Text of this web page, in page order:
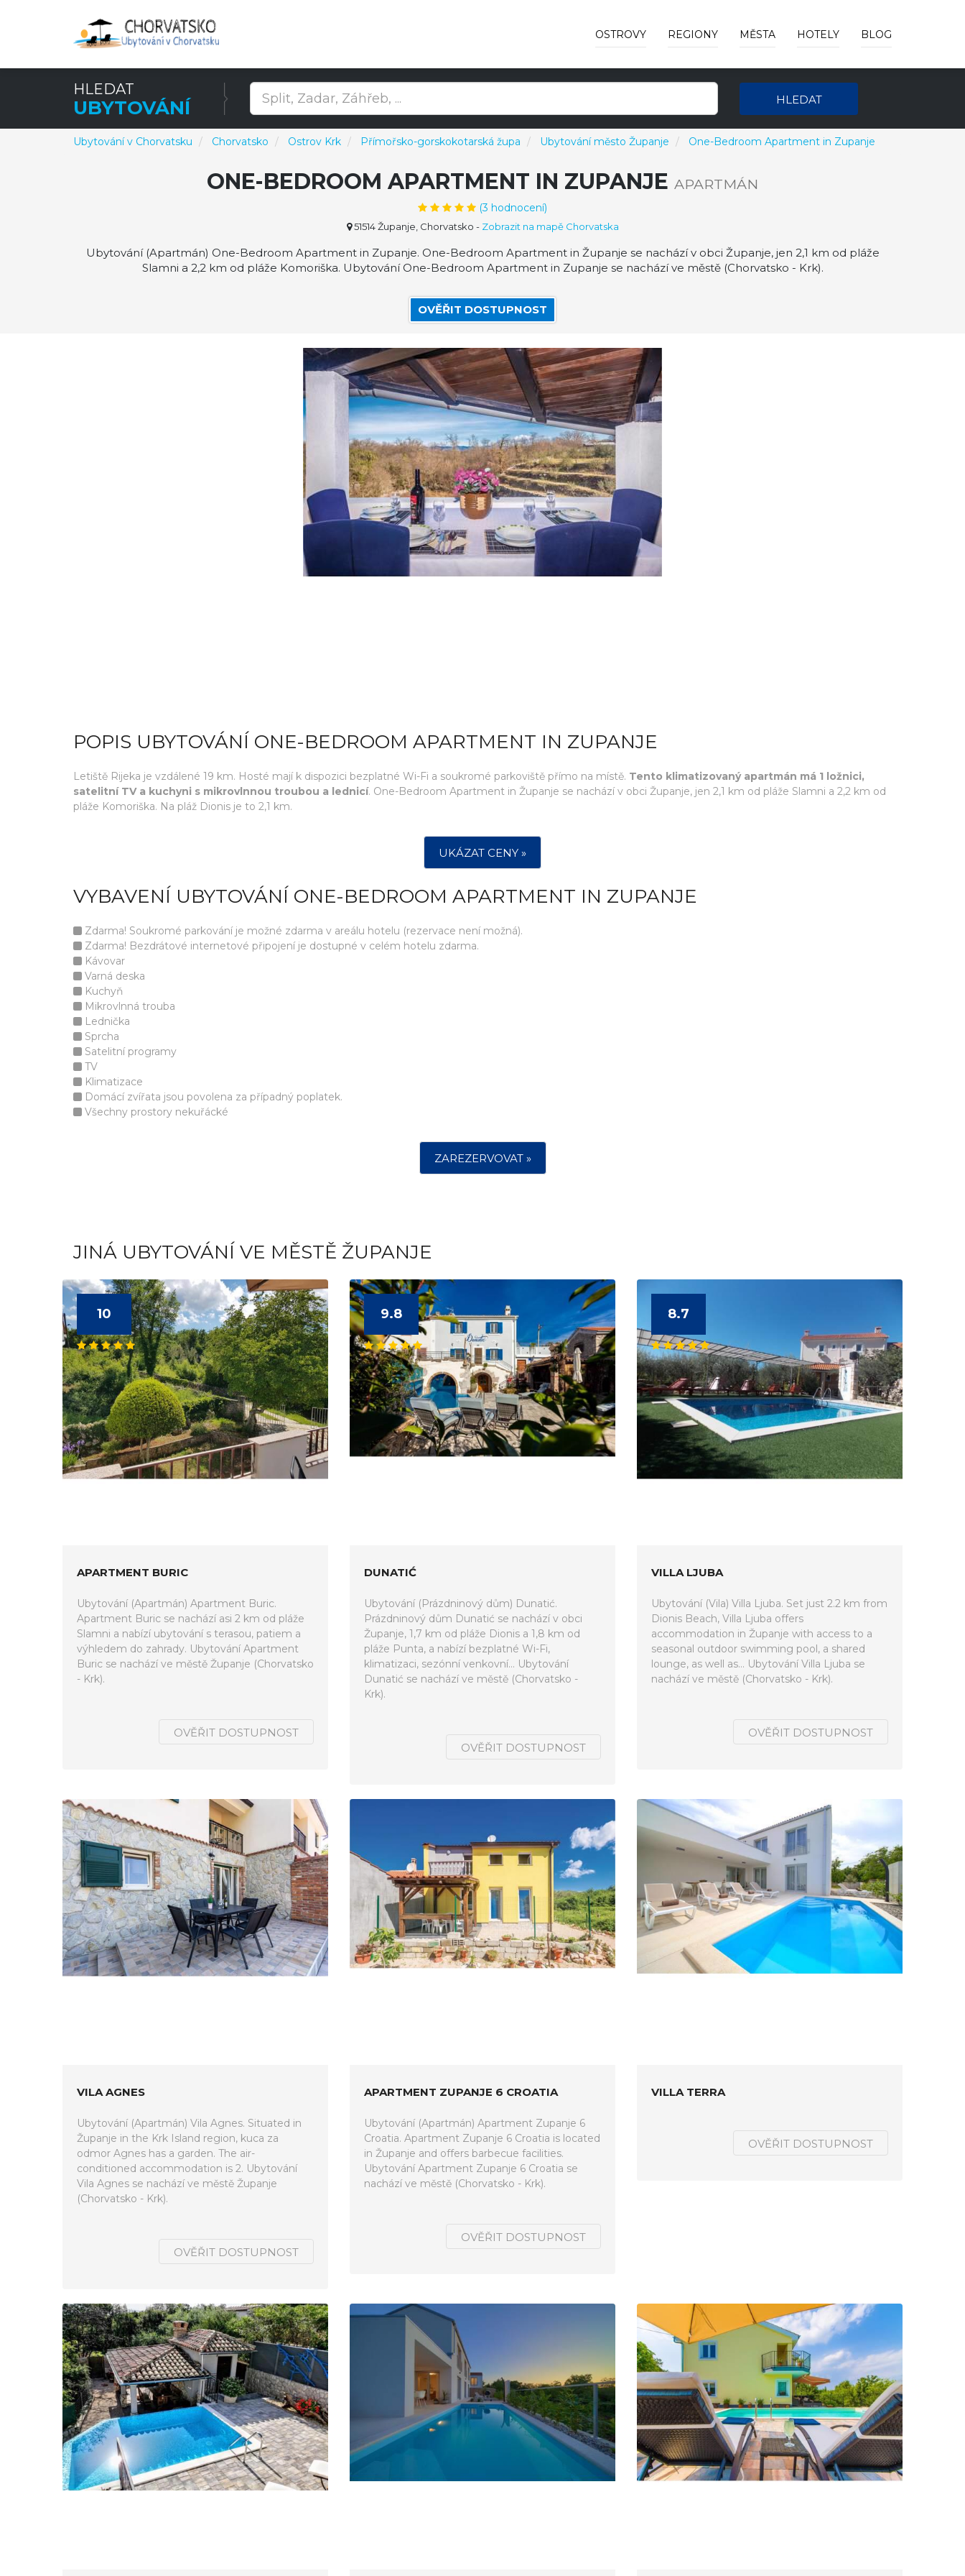
OSTROVY REGIONY MĚSTA HOTELY BLOG
HLEDAT
UBYTOVÁNÍ HLEDAT
Ubytování v Chorvatsku Chorvatsko Ostrov Krk Přímořsko-gorskokotarská župa Ubytování město Županje One-Bedroom Apartment in Zupanje
ONE-BEDROOM APARTMENT IN ZUPANJE APARTMÁN
(3 hodnocení)
51514 Županje, Chorvatsko - Zobrazit na mapě Chorvatska
Ubytování (Apartmán) One-Bedroom Apartment in Zupanje. One-Bedroom Apartment in Županje se nachází v obci Županje, jen 2,1 km od pláže
Slamni a 2,2 km od pláže Komoriška. Ubytování One-Bedroom Apartment in Zupanje se nachází ve městě (Chorvatsko - Krk).
OVĚŘIT DOSTUPNOST
POPIS UBYTOVÁNÍ ONE-BEDROOM APARTMENT IN ZUPANJE
Letiště Rijeka je vzdálené 19 km. Hosté mají k dispozici bezplatné Wi-Fi a soukromé parkoviště přímo na místě. Tento klimatizovaný apartmán má 1 ložnici,
satelitní TV a kuchyni s mikrovlnnou troubou a lednicí. One-Bedroom Apartment in Županje se nachází v obci Županje, jen 2,1 km od pláže Slamni a 2,2 km od
pláže Komoriška. Na pláž Dionis je to 2,1 km.
UKÁZAT CENY »
VYBAVENÍ UBYTOVÁNÍ ONE-BEDROOM APARTMENT IN ZUPANJE
Zdarma! Soukromé parkování je možné zdarma v areálu hotelu (rezervace není možná).
Zdarma! Bezdrátové internetové připojení je dostupné v celém hotelu zdarma.
Kávovar
Varná deska
Kuchyň
Mikrovlnná trouba
Lednička
Sprcha
Satelitní programy
TV
Klimatizace
Domácí zvířata jsou povolena za případný poplatek.
Všechny prostory nekuřácké
ZAREZERVOVAT »
JINÁ UBYTOVÁNÍ VE MĚSTĚ ŽUPANJE
10
APARTMENT BURIC
Ubytování (Apartmán) Apartment Buric.
Apartment Buric se nachází asi 2 km od pláže
Slamni a nabízí ubytování s terasou, patiem a
výhledem do zahrady. Ubytování Apartment
Buric se nachází ve městě Županje (Chorvatsko
- Krk).
OVĚŘIT DOSTUPNOST
9.8
DUNATIĆ
Ubytování (Prázdninový dům) Dunatić.
Prázdninový dům Dunatić se nachází v obci
Županje, 1,7 km od pláže Dionis a 1,8 km od
pláže Punta, a nabízí bezplatné Wi-Fi,
klimatizaci, sezónní venkovní... Ubytování
Dunatić se nachází ve městě (Chorvatsko -
Krk).
OVĚŘIT DOSTUPNOST
8.7
VILLA LJUBA
Ubytování (Vila) Villa Ljuba. Set just 2.2 km from
Dionis Beach, Villa Ljuba offers
accommodation in Županje with access to a
seasonal outdoor swimming pool, a shared
lounge, as well as... Ubytování Villa Ljuba se
nachází ve městě (Chorvatsko - Krk).
OVĚŘIT DOSTUPNOST
VILA AGNES
Ubytování (Apartmán) Vila Agnes. Situated in
Županje in the Krk Island region, kuca za
odmor Agnes has a garden. The air-
conditioned accommodation is 2. Ubytování
Vila Agnes se nachází ve městě Županje
(Chorvatsko - Krk).
OVĚŘIT DOSTUPNOST
APARTMENT ZUPANJE 6 CROATIA
Ubytování (Apartmán) Apartment Zupanje 6
Croatia. Apartment Zupanje 6 Croatia is located
in Županje and offers barbecue facilities.
Ubytování Apartment Zupanje 6 Croatia se
nachází ve městě (Chorvatsko - Krk).
OVĚŘIT DOSTUPNOST
VILLA TERRA
OVĚŘIT DOSTUPNOST